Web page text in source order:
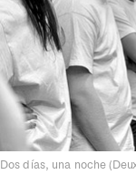
Dos días, una noche